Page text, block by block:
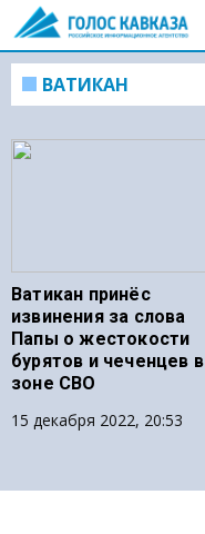
ВАТИКАН
Ватикан принёс
извинения за слова
Папы о жестокости
бурятов и чеченцев в
зоне СВО
15 декабря 2022, 20:53